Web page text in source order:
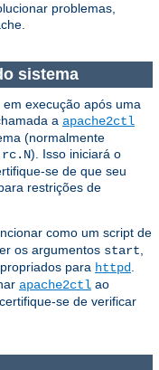
problemas,
sistema
execução após uma
a apache2ctl
(normalmente
rc.N). Isso iniciará o
se de que seu
restrições de
como um script de
os argumentos start
para httpd
apache2ctl ao
se de verificar